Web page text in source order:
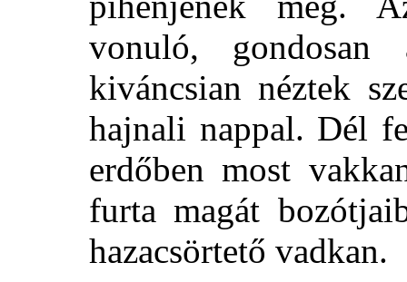
vonuló, gondosan
kiváncsian néztek
hajnali nappal. Dél
erdőben most
furta magát
hazacsörtető vadkan.